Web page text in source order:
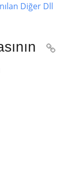
Diğer Dll
